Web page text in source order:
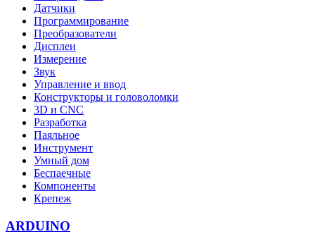
Датчики
Программирование
Преобразователи
Дисплеи
Измерение
Звук
Управление и ввод
Конструкторы и головоломки
3D и CNC
Разработка
Паяльное
Инструмент
Умный дом
Беспаечные
Компоненты
Крепеж
ARDUINO